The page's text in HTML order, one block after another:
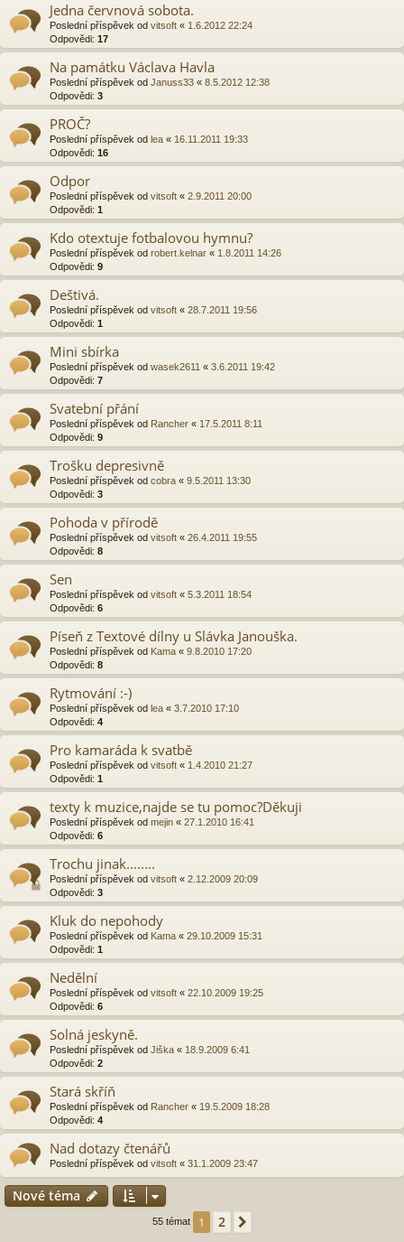
Jedna červnová sobota.
Poslední příspěvek od vitsoft « 1.6.2012 22:24
Odpovědi: 17
Na památku Václava Havla
Poslední příspěvek od Januss33 « 8.5.2012 12:38
Odpovědi: 3
PROČ?
Poslední příspěvek od lea « 16.11.2011 19:33
Odpovědi: 16
Odpor
Poslední příspěvek od vitsoft « 2.9.2011 20:00
Odpovědi: 1
Kdo otextuje fotbalovou hymnu?
Poslední příspěvek od robert.kelnar « 1.8.2011 14:26
Odpovědi: 9
Deštivá.
Poslední příspěvek od vitsoft « 28.7.2011 19:56
Odpovědi: 1
Mini sbírka
Poslední příspěvek od wasek2611 « 3.6.2011 19:42
Odpovědi: 7
Svatební přání
Poslední příspěvek od Rancher « 17.5.2011 8:11
Odpovědi: 9
Trošku depresivně
Poslední příspěvek od cobra « 9.5.2011 13:30
Odpovědi: 3
Pohoda v přírodě
Poslední příspěvek od vitsoft « 26.4.2011 19:55
Odpovědi: 8
Sen
Poslední příspěvek od vitsoft « 5.3.2011 18:54
Odpovědi: 6
Píseň z Textové dílny u Slávka Janouška.
Poslední příspěvek od Kama « 9.8.2010 17:20
Odpovědi: 8
Rytmování :-)
Poslední příspěvek od lea « 3.7.2010 17:10
Odpovědi: 4
Pro kamaráda k svatbě
Poslední příspěvek od vitsoft « 1.4.2010 21:27
Odpovědi: 1
texty k muzice,najde se tu pomoc?Děkuji
Poslední příspěvek od mejin « 27.1.2010 16:41
Odpovědi: 6
Trochu jinak........
Poslední příspěvek od vitsoft « 2.12.2009 20:09
Odpovědi: 3
Kluk do nepohody
Poslední příspěvek od Kama « 29.10.2009 15:31
Odpovědi: 1
Nedělní
Poslední příspěvek od vitsoft « 22.10.2009 19:25
Odpovědi: 6
Solná jeskyně.
Poslední příspěvek od Jiška « 18.9.2009 6:41
Odpovědi: 2
Stará skříň
Poslední příspěvek od Rancher « 19.5.2009 18:28
Odpovědi: 4
Nad dotazy čtenářů
Poslední příspěvek od vitsoft « 31.1.2009 23:47
Nové téma
55 témat 1 2